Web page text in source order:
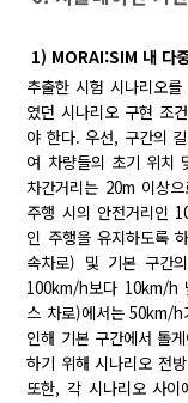
1) MORAI:SIM 내 다
추출한 시험 시나리오
였던 시나리오 구현 조
야 한다. 우선, 구간의
여 차량들의 초기 위치
차간거리는 20m 이상
주행 시의 안전거리인
인 주행을 유지하도록
속차로) 및 기본 구간
100km/h보다 10km/h
스 차로)에서는 50km/
인해 기본 구간에서 톨
하기 위해 시나리오 전
또한, 각 시나리오 사